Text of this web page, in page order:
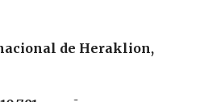
de Heraklion,